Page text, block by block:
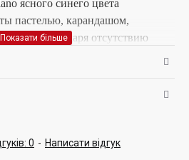
ясного синего цвета
пастелью, карандашом,
Благодаря отсутствию
0 - Написати відгук